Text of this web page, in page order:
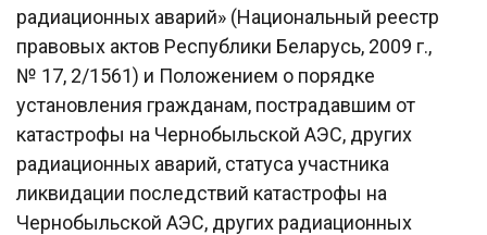
радиационных аварий» (Национальный реестр
правовых актов Республики Беларусь, 2009 г.,
№ 17, 2/1561) и Положением о порядке
установления гражданам, пострадавшим от
катастрофы на Чернобыльской АЭС, других
радиационных аварий, статуса участника
ликвидации последствий катастрофы на
Чернобыльской АЭС, других радиационных